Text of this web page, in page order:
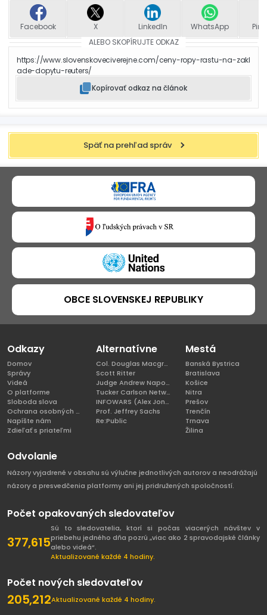
Facebook X LinkedIn WhatsApp
ALEBO SKOPÍRUJTE ODKAZ
https://www.slovenskoveciverejne.com/ceny-ropy-rastu-na-zakl
ade-dopytu-reuters/
Kopírovať odkaz na článok
Späť na prehľad správ
OBCE SLOVENSKEJ REPUBLIKY
Odkazy
Domov
Správy
Videá
O platforme
Sloboda slova
Ochrana osobných údajov
Napíšte nám
Zdieľať s priateľmi
Alternatívne
Col. Douglas Macgregor, Ph.D
Scott Ritter
Judge Andrew Napolitano
Tucker Carlson Network
INFOWARS (Alex Jones)
Prof. Jeffrey Sachs
Re:Public
Mestá
Banská Bystrica
Bratislava
Košice
Nitra
Prešov
Trenčín
Trnava
Žilina
Odvolanie
Názory vyjadrené v obsahu sú výlučne jednotlivých autorov a neodrážajú
názory a presvedčenia platformy ani jej pridružených spoločností.
Počet opakovaných sledovateľov
377,615
Sú to sledovatelia, ktorí si počas viacerých návštev v
priebehu jedného dňa pozrú „viac ako 2 spravodajské články
alebo videá“.
Aktualizované každé 4 hodiny.
Počet nových sledovateľov
205,212Aktualizované každé 4 hodiny.